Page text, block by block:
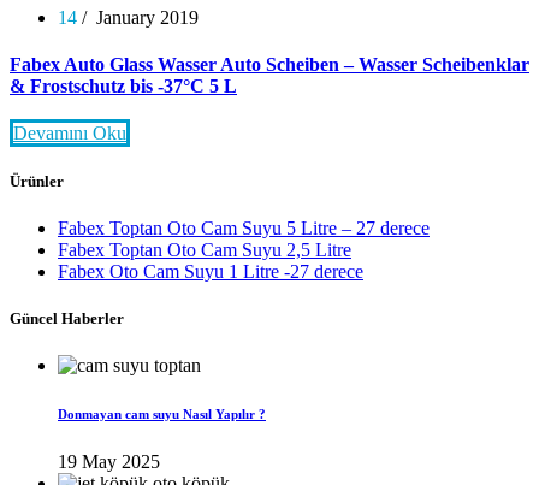
14 / January 2019
Fabex Auto Glass Wasser Auto Scheiben – Wasser Scheibenklar
& Frostschutz bis -37°C 5 L
Devamını Oku
Ürünler
Fabex Toptan Oto Cam Suyu 5 Litre – 27 derece
Fabex Toptan Oto Cam Suyu 2,5 Litre
Fabex Oto Cam Suyu 1 Litre -27 derece
Güncel Haberler
Donmayan cam suyu Nasıl Yapılır ?
19 May 2025